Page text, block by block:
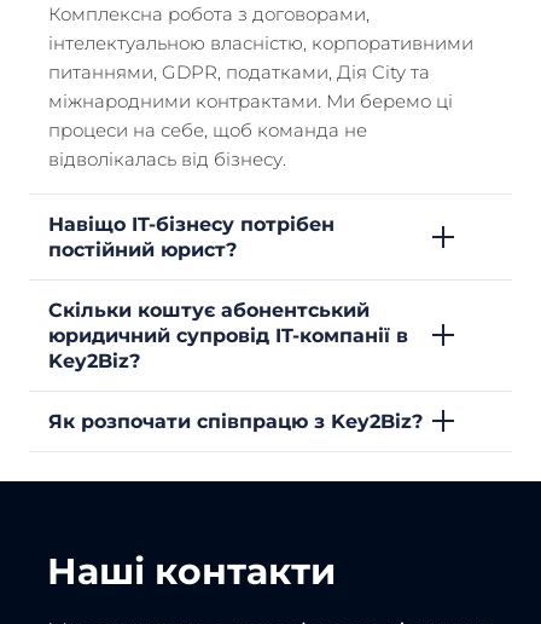
Комплексна робота з договорами,
інтелектуальною власністю, корпоративними
питаннями, GDPR, податками, Дія City та
міжнародними контрактами. Ми беремо ці
процеси на себе, щоб команда не
відволікалась від бізнесу.
Навіщо IT-бізнесу потрібен
постійний юрист?
Скільки коштує абонентський
юридичний супровід IT-компанії в
Key2Biz?
Як розпочати співпрацю з Key2Biz?
Наші контакти